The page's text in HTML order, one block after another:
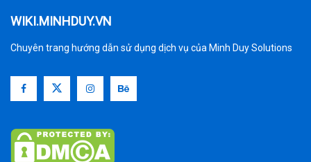
WIKI.MINHDUY.VN
Chuyên trang hướng dẫn sử dụng dịch vụ của Minh Duy Solutions